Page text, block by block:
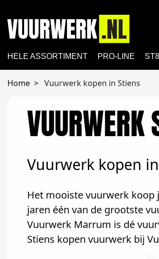
HELE ASSORTIMENT PRO-LINE
Home Vuurwerk kopen in Stiens
VUURWERK
Vuurwerk kopen
Het mooiste vuurwerk koop
jaren één van de grootste
Vuurwerk Marrum is dé
Stiens kopen vuurwerk bij